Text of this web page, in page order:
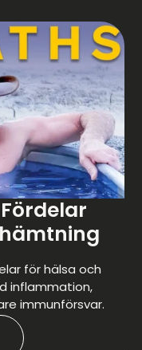
för hälsa och
inflammation,
immunförsvar.